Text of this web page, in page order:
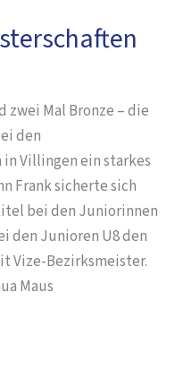
zwei Mal Bronze – die
den
Villingen ein starkes
Frank sicherte sich
bei den Juniorinnen
den Junioren U8 den
Vize-Bezirksmeister.
Maus